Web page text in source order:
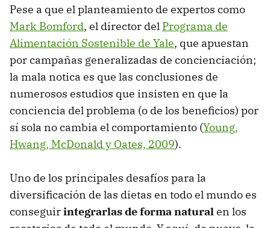
Pese a que el planteamiento de expertos como
Mark Bomford, el director del Programa de
Alimentación Sostenible de Yale, que apuestan
por campañas generalizadas de concienciación;
la mala notica es que las conclusiones de
numerosos estudios que insisten en que la
conciencia del problema (o de los beneficios) por
sí sola no cambia el comportamiento (Young,
Hwang, McDonald y Oates, 2009).
Uno de los principales desafíos para la
diversificación de las dietas en todo el mundo es
conseguirintegrarlas de forma naturalen los